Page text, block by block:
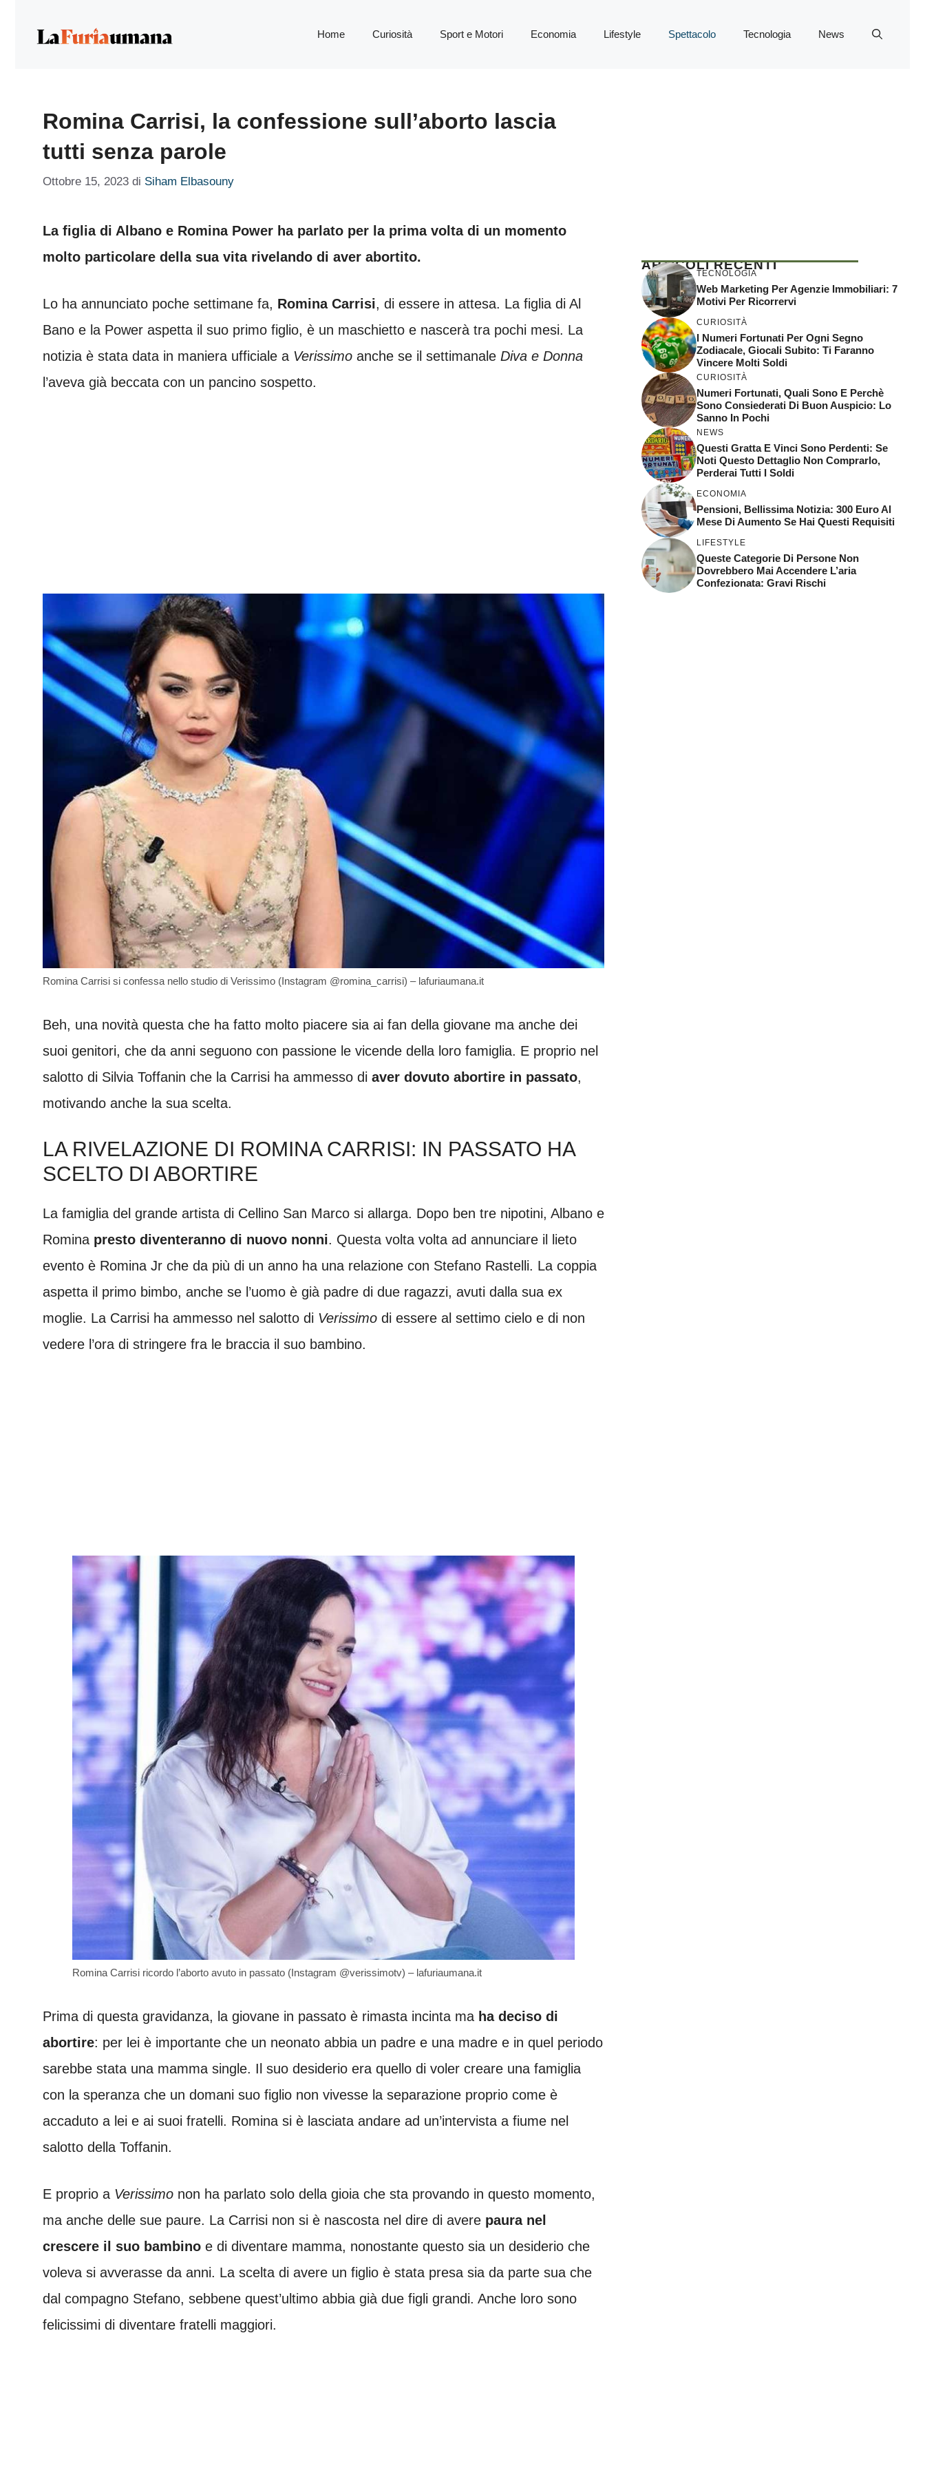
Home Curiosità Sport e Motori Economia Lifestyle Spettacolo Tecnologia News
Romina Carrisi, la confessione sull’aborto lascia
tutti senza parole
Ottobre 15, 2023 di Siham Elbasouny
La figlia di Albano e Romina Power ha parlato per la prima volta di un momento
molto particolare della sua vita rivelando di aver abortito.
Lo ha annunciato poche settimane fa, Romina Carrisi, di essere in attesa. La figlia di Al
Bano e la Power aspetta il suo primo figlio, è un maschietto e nascerà tra pochi mesi. La
notizia è stata data in maniera ufficiale a Verissimo anche se il settimanale Diva e Donna
l’aveva già beccata con un pancino sospetto.
Romina Carrisi si confessa nello studio di Verissimo (Instagram @romina_carrisi) – lafuriaumana.it
Beh, una novità questa che ha fatto molto piacere sia ai fan della giovane ma anche dei
suoi genitori, che da anni seguono con passione le vicende della loro famiglia. E proprio nel
salotto di Silvia Toffanin che la Carrisi ha ammesso di aver dovuto abortire in passato,
motivando anche la sua scelta.
LA RIVELAZIONE DI ROMINA CARRISI: IN PASSATO HA
SCELTO DI ABORTIRE
La famiglia del grande artista di Cellino San Marco si allarga. Dopo ben tre nipotini, Albano e
Romina presto diventeranno di nuovo nonni. Questa volta volta ad annunciare il lieto
evento è Romina Jr che da più di un anno ha una relazione con Stefano Rastelli. La coppia
aspetta il primo bimbo, anche se l’uomo è già padre di due ragazzi, avuti dalla sua ex
moglie. La Carrisi ha ammesso nel salotto di Verissimo di essere al settimo cielo e di non
vedere l’ora di stringere fra le braccia il suo bambino.
Romina Carrisi ricordo l’aborto avuto in passato (Instagram @verissimotv) – lafuriaumana.it
Prima di questa gravidanza, la giovane in passato è rimasta incinta ma ha deciso di
abortire: per lei è importante che un neonato abbia un padre e una madre e in quel periodo
sarebbe stata una mamma single. Il suo desiderio era quello di voler creare una famiglia
con la speranza che un domani suo figlio non vivesse la separazione proprio come è
accaduto a lei e ai suoi fratelli. Romina si è lasciata andare ad un’intervista a fiume nel
salotto della Toffanin.
E proprio a Verissimo non ha parlato solo della gioia che sta provando in questo momento,
ma anche delle sue paure. La Carrisi non si è nascosta nel dire di avere paura nel
crescere il suo bambino e di diventare mamma, nonostante questo sia un desiderio che
voleva si avverasse da anni. La scelta di avere un figlio è stata presa sia da parte sua che
dal compagno Stefano, sebbene quest’ultimo abbia già due figli grandi. Anche loro sono
felicissimi di diventare fratelli maggiori.
ARTICOLI RECENTI
TECNOLOGIA
Web Marketing Per Agenzie Immobiliari: 7
Motivi Per Ricorrervi
CURIOSITÀ
I Numeri Fortunati Per Ogni Segno
Zodiacale, Giocali Subito: Ti Faranno
Vincere Molti Soldi
CURIOSITÀ
Numeri Fortunati, Quali Sono E Perchè
Sono Consiederati Di Buon Auspicio: Lo
Sanno In Pochi
NEWS
Questi Gratta E Vinci Sono Perdenti: Se
Noti Questo Dettaglio Non Comprarlo,
Perderai Tutti I Soldi
ECONOMIA
Pensioni, Bellissima Notizia: 300 Euro Al
Mese Di Aumento Se Hai Questi Requisiti
LIFESTYLE
Queste Categorie Di Persone Non
Dovrebbero Mai Accendere L’aria
Confezionata: Gravi Rischi